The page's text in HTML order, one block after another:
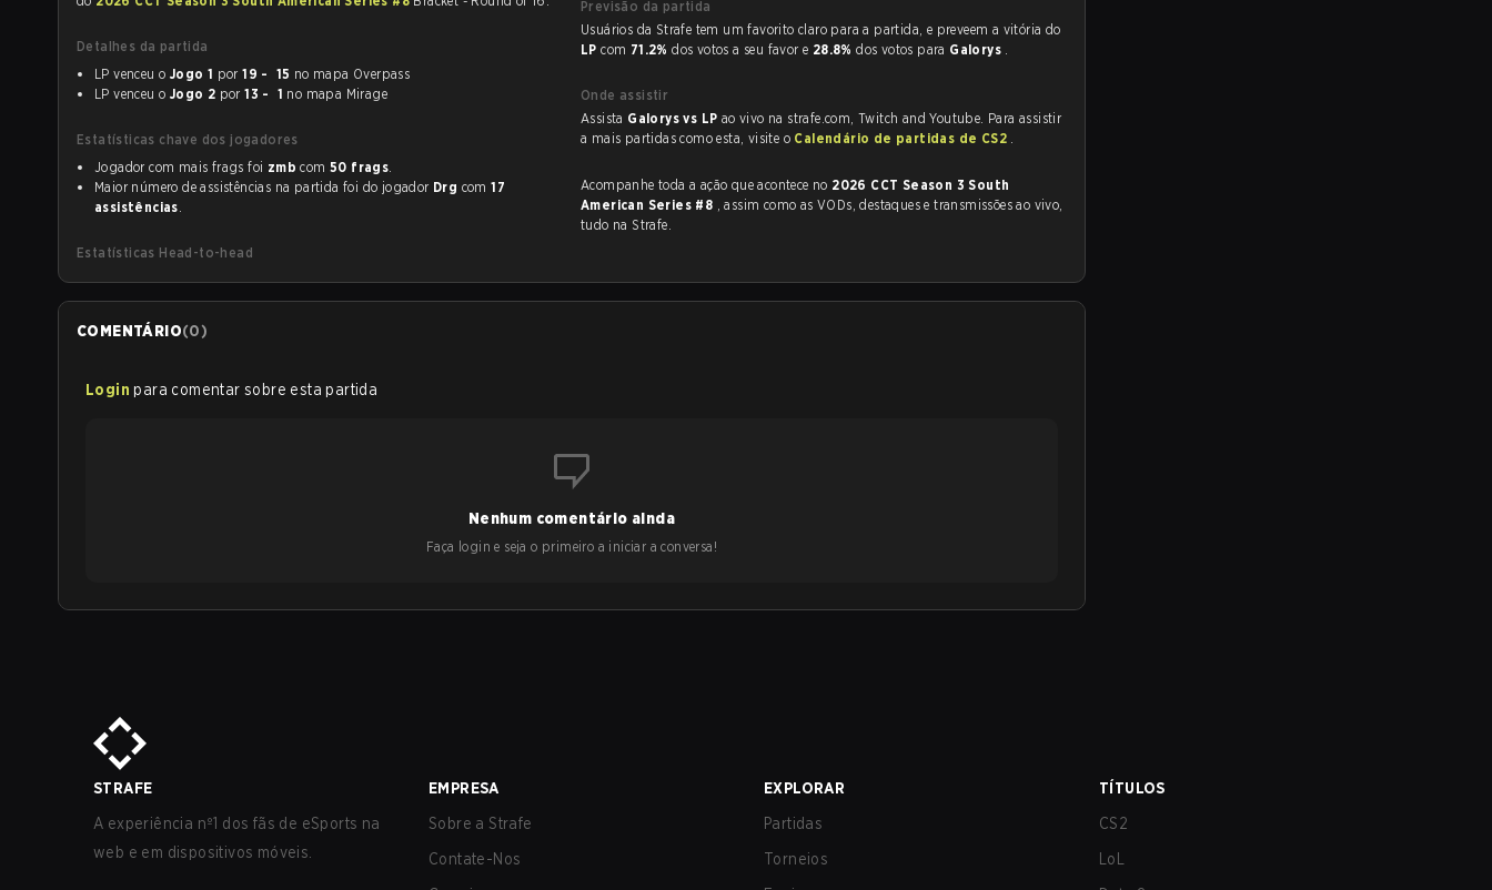
Detalhes da partida
LP venceu o Jogo 1 por 19 - 15 no mapa Overpass
LP venceu o Jogo 2 por 13 - 1 no mapa Mirage
Estatísticas chave dos jogadores
Jogador com mais frags foi zmb com 50 frags.
Maior número de assistências na partida foi do jogador Drg com17
assistências.
Estatísticas Head-to-head
Previsão da partida
Usuários da Strafe tem um favorito claro para a partida, e preveem a vitória do
LPcom 71.2%dos votos a seu favor e 28.8%dos votos para Galorys .
Onde assistir
Assista Galorys vs LP ao vivo na strafe.com, Twitch and Youtube. Para assistir
a mais partidas como esta, visite o Calendário de partidas de CS2 .
Acompanhe toda a ação que acontece no 2026 CCT Season 3 South
American Series #8 , assim como as VODs, destaques e transmissões ao vivo,
tudo na Strafe.
COMENTÁRIO(0)
Login para comentar sobre esta partida
Nenhum comentário ainda
Faça login e seja o primeiro a iniciar a conversa!
STRAFE
A experiência nº1 dos fãs de eSports na
web e em dispositivos móveis.
EMPRESA
Sobre a Strafe
Contate-Nos
EXPLORAR
Partidas
Torneios
TÍTULOS
CS2
LoL